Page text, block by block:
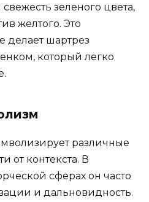
зеленого цвета,
желтого. Это
делает шартрез
который легко
различные
от контекста. В
сферах он часто
и дальновидность.